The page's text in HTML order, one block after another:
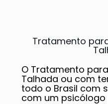
Tratamento
O Tratamento
Talhada ou com
todo o Brasil com
com um